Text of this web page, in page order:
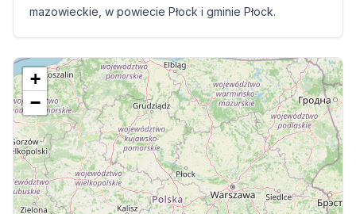
mazowieckie, w powiecie Płock i gminie Płock.
+
−